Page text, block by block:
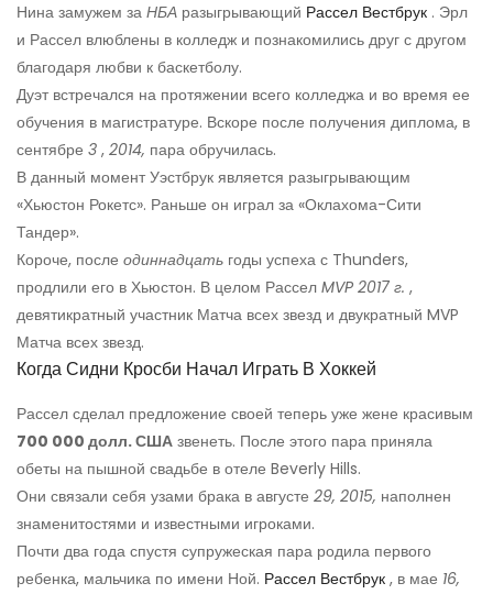
Нина замужем за НБА разыгрывающий Рассел Вестбрук . Эрл
и Рассел влюблены в колледж и познакомились друг с другом
благодаря любви к баскетболу.
Дуэт встречался на протяжении всего колледжа и во время ее
обучения в магистратуре. Вскоре после получения диплома, в
сентябре 3 , 2014, пара обручилась.
В данный момент Уэстбрук является разыгрывающим
«Хьюстон Рокетс». Раньше он играл за «Оклахома-Сити
Тандер».
Короче, после одиннадцать годы успеха с Thunders,
продлили его в Хьюстон. В целом Рассел MVP 2017 г. ,
девятикратный участник Матча всех звезд и двукратный MVP
Матча всех звезд.
Когда Сидни Кросби Начал Играть В Хоккей
Рассел сделал предложение своей теперь уже жене красивым
700 000 долл. США звенеть. После этого пара приняла
обеты на пышной свадьбе в отеле Beverly Hills.
Они связали себя узами брака в августе 29, 2015, наполнен
знаменитостями и известными игроками.
Почти два года спустя супружеская пара родила первого
ребенка, мальчика по имени Ной. Рассел Вестбрук , в мае 16,